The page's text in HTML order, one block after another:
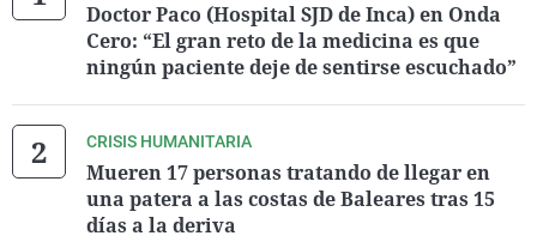
Doctor Paco (Hospital SJD de Inca) en Onda
Cero: “El gran reto de la medicina es que
ningún paciente deje de sentirse escuchado”
CRISIS HUMANITARIA
Mueren 17 personas tratando de llegar en
una patera a las costas de Baleares tras 15
días a la deriva